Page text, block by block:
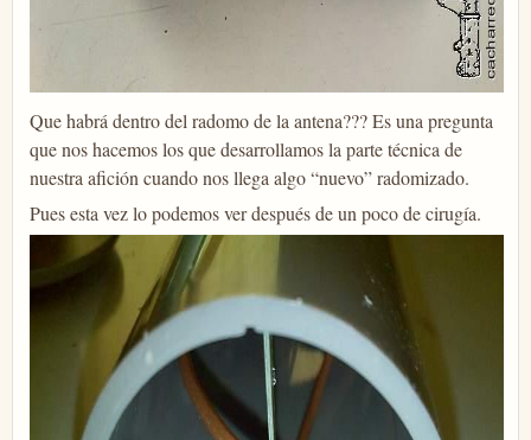
Que habrá dentro del radomo de la antena??? Es una pregunta
que nos hacemos los que desarrollamos la parte técnica de
nuestra afición cuando nos llega algo “nuevo” radomizado.
Pues esta vez lo podemos ver después de un poco de cirugía.